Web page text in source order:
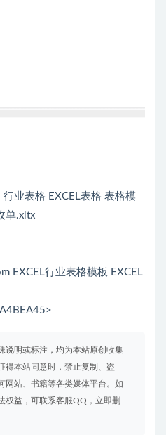
业表格 EXCEL表格 表格模
单.xltx
EXCEL行业表格模板 EXCEL
说明或标注，均为本站原创收集
得本站同意时，禁止复制、盗
网站、书籍等各类媒体平台。如
权益，可联系客服QQ，立即删